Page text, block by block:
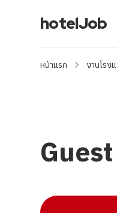
hotelJob
หน้าแรก งานโรง